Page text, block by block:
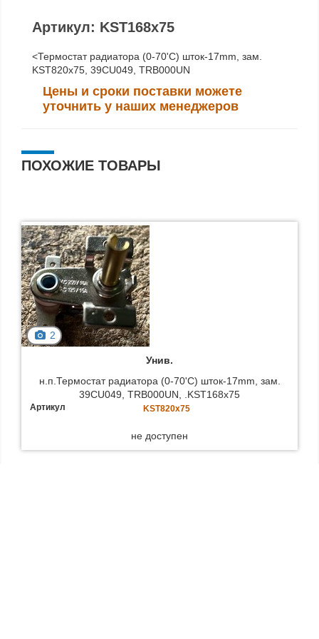
Артикул: KST168x75
<Термоcтат радиатора (0-70'C) шток-17mm, зам.
KST820x75, 39CU049, TRB000UN
Цены и сроки поставки можете
уточнить у наших менеджеров
ПОХОЖИЕ ТОВАРЫ
2
Унив.
н.п.Термоcтат радиатора (0-70'C) шток-17mm, зам.
39CU049, TRB000UN, .KST168x75
Артикул KST820x75
не доступен